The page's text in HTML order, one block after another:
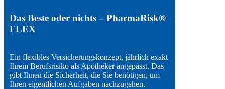
Das Beste oder nichts – PharmaRisk®
FLEX
Ein flexibles Versicherungskonzept, jährlich exakt
Ihrem Berufsrisiko als Apotheker angepasst. Das
gibt Ihnen die Sicherheit, die Sie benötigen, um
Ihren eigentlichen Aufgaben nachzugehen.